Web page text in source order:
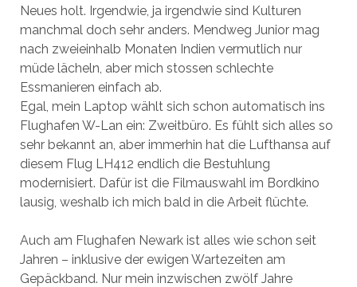
Neues holt. Irgendwie, ja irgendwie sind Kulturen
manchmal doch sehr anders. Mendweg Junior mag
nach zweieinhalb Monaten Indien vermutlich nur
müde lächeln, aber mich stossen schlechte
Essmanieren einfach ab.
Egal, mein Laptop wählt sich schon automatisch ins
Flughafen W-Lan ein: Zweitbüro. Es fühlt sich alles so
sehr bekannt an, aber immerhin hat die Lufthansa auf
diesem Flug LH412 endlich die Bestuhlung
modernisiert. Dafür ist die Filmauswahl im Bordkino
lausig, weshalb ich mich bald in die Arbeit flüchte.
Auch am Flughafen Newark ist alles wie schon seit
Jahren – inklusive der ewigen Wartezeiten am
Gepäckband. Nur mein inzwischen zwölf Jahre